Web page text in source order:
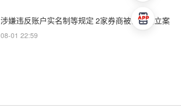
涉嫌违反账户实名制等规定 2家券商被证监会立案
08-01 22:59